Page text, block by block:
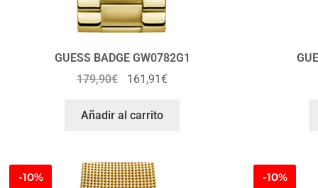
GUESS BADGE GW0782G1
179,90€ 161,91€
Añadir al carrito
-10% -10%